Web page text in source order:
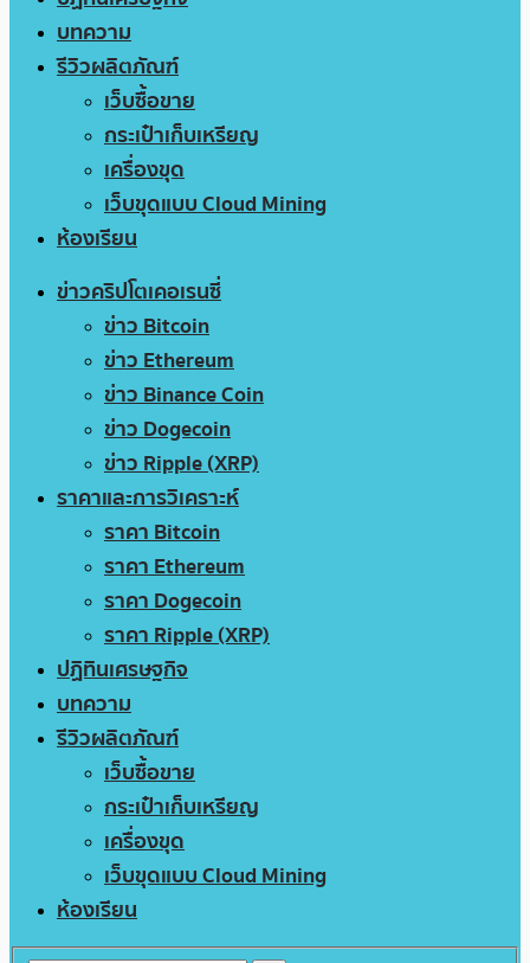
บทความ
รีวิวผลิตภัณฑ์
เว็บซื้อขาย
กระเป๋าเก็บเหรียญ
เครื่องขุด
เว็บขุดแบบ Cloud Mining
ห้องเรียน
ข่าวคริปโตเคอเรนซี่
ข่าว Bitcoin
ข่าว Ethereum
ข่าว Binance Coin
ข่าว Dogecoin
ข่าว Ripple (XRP)
ราคาและการวิเคราะห์
ราคา Bitcoin
ราคา Ethereum
ราคา Dogecoin
ราคา Ripple (XRP)
ปฏิทินเศรษฐกิจ
บทความ
รีวิวผลิตภัณฑ์
เว็บซื้อขาย
กระเป๋าเก็บเหรียญ
เครื่องขุด
เว็บขุดแบบ Cloud Mining
ห้องเรียน